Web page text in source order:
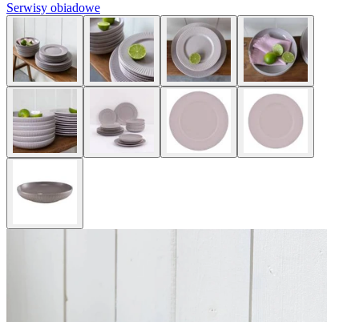
Serwisy obiadowe